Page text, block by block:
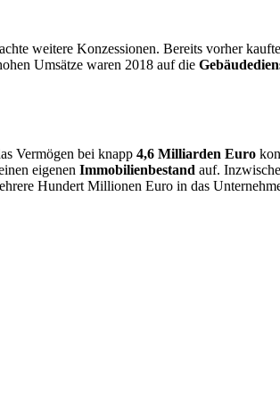
weitere Konzessionen. Bereits vorher
Umsätze waren 2018 auf die
Vermögen bei knapp 4,6 Milliarden Euro
eigenen Immobilienbestand auf.
Hundert Millionen Euro in das